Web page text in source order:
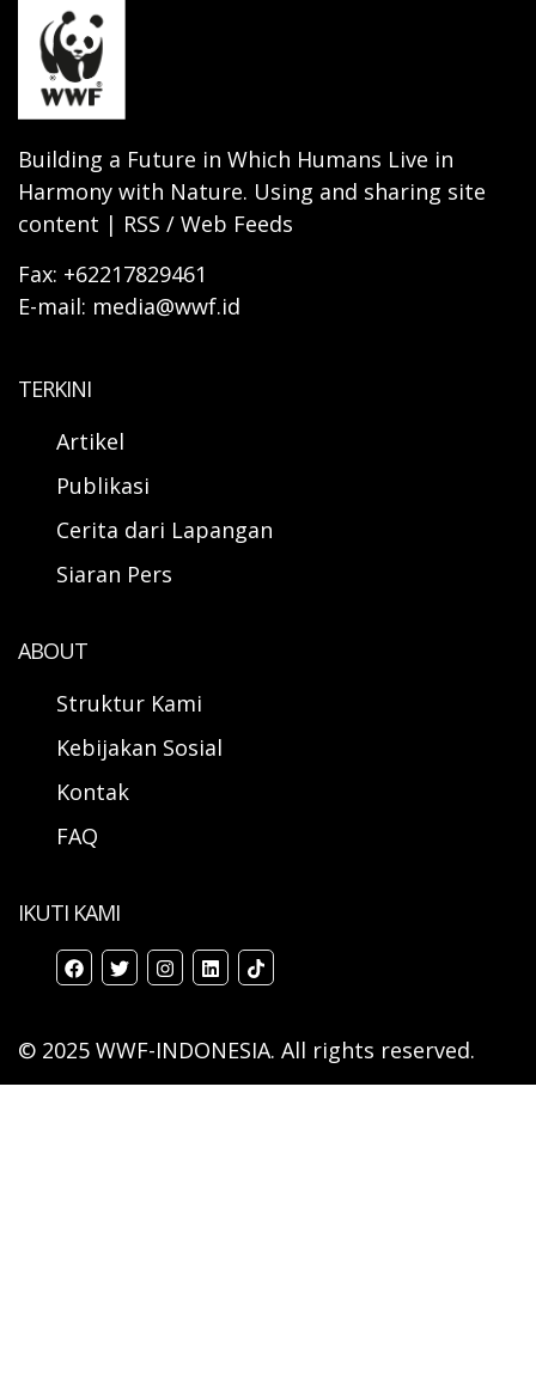
Building a Future in Which Humans Live in
Harmony with Nature. Using and sharing site
content | RSS / Web Feeds
Fax: +62217829461
E-mail: media@wwf.id
TERKINI
Artikel
Publikasi
Cerita dari Lapangan
Siaran Pers
ABOUT
Struktur Kami
Kebijakan Sosial
Kontak
FAQ
IKUTI KAMI
© 2025 WWF-INDONESIA. All rights reserved.